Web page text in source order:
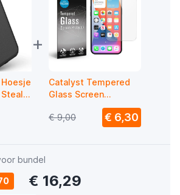
+
Catalyst Tempered
Glass Screen
Protector iPhone 12
Pro Max
€ 9,00 € 6,30
bundel
€ 16,29